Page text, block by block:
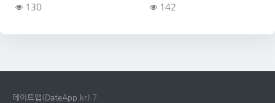
130
142
데이트앱(DateApp.kr) ?